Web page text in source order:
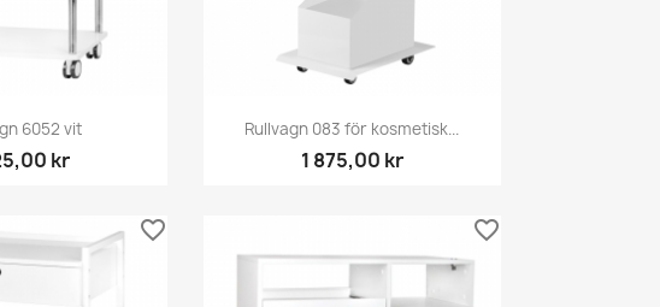
6052 vit
kr
Snabbvy
Rullvagn 083 för kosmetisk...
1 875,00 kr
favorite_border favorite_border